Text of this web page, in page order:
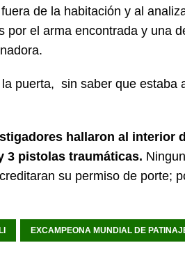
de la habitación y al
por el arma encontrada y una
puerta, sin saber que estaba
hallaron al interior
3 pistolas traumáticas.
su permiso de porte;
EXCAMPEONA MUNDIAL DE